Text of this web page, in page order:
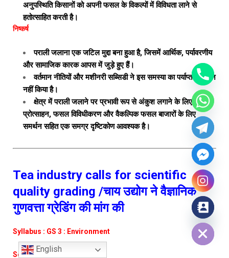
अनुपस्थिति किसानों को अपनी फसल के विकल्पों में विविधता लाने से
हतोत्साहित करती है।
निष्कर्ष
पराली जलाना एक जटिल मुद्दा बना हुआ है, जिसमें आर्थिक, पर्यावरणीय
और सामाजिक कारक आपस में जुड़े हुए हैं।
वर्तमान नीतियों और मशीनरी सब्सिडी ने इस समस्या का पर्याप्त समाधान
नहीं किया है।
क्षेत्र में पराली जलाने पर प्रभावी रूप से अंकुश लगाने के लिए वित्तीय
प्रोत्साहन, फसल विविधीकरण और वैकल्पिक फसल बाजारों के लिए
समर्थन सहित एक समग्र दृष्टिकोण आवश्यक है।
Tea industry calls for scientific
quality grading /चाय उद्योग ने वैज्ञानिक
गुणवत्ता ग्रेडिंग की मांग की
Syllabus : GS 3 : Environment
Source : The Hindu
English
Hide chaty